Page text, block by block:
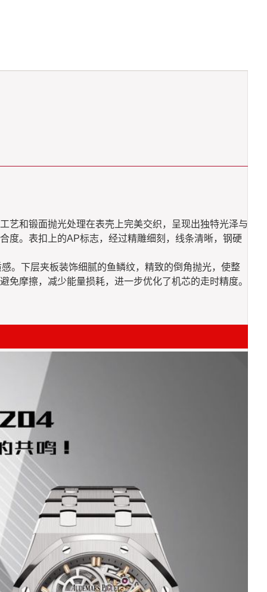
艺和锻面抛光处理在表壳上完美交织，呈现出独特光泽与
度。表扣上的AP标志，经过精雕细刻，线条清晰，钢硬
。下层夹板装饰细腻的鱼鳞纹，精致的倒角抛光，使整
摩擦，减少能量损耗，进一步优化了机芯的走时精度。